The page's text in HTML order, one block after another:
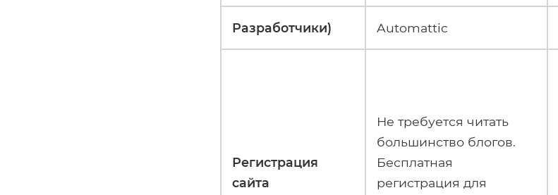
Разработчики) Automattic
Регистрация
сайта
Не требуется читать
большинство блогов.
Бесплатная
регистрация для